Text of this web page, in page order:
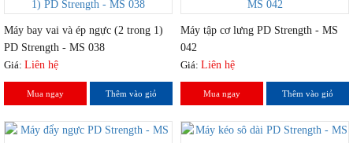
Máy bay vai và ép ngực (2 trong 1)
PD Strength - MS 038
Giá: Liên hệ
Mua ngay Thêm vào giỏ
Máy tập cơ lưng PD Strength - MS
042
Giá: Liên hệ
Mua ngay Thêm vào giỏ